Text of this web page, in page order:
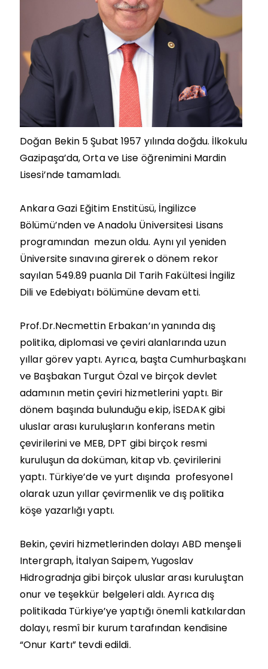
Doğan Bekin 5 Şubat 1957 yılında doğdu. İlkokulu
Gazipaşa’da, Orta ve Lise öğrenimini Mardin
Lisesi’nde tamamladı.
Ankara Gazi Eğitim Enstitüsü, İngilizce
Bölümü’nden ve Anadolu Üniversitesi Lisans
programından mezun oldu. Aynı yıl yeniden
Üniversite sınavına girerek o dönem rekor
sayılan 549.89 puanla Dil Tarih Fakültesi İngiliz
Dili ve Edebiyatı bölümüne devam etti.
Prof.Dr.Necmettin Erbakan’ın yanında dış
politika, diplomasi ve çeviri alanlarında uzun
yıllar görev yaptı. Ayrıca, başta Cumhurbaşkanı
ve Başbakan Turgut Özal ve birçok devlet
adamının metin çeviri hizmetlerini yaptı. Bir
dönem başında bulunduğu ekip, İSEDAK gibi
uluslar arası kuruluşların konferans metin
çevirilerini ve MEB, DPT gibi birçok resmi
kuruluşun da doküman, kitap vb. çevirilerini
yaptı. Türkiye’de ve yurt dışında profesyonel
olarak uzun yıllar çevirmenlik ve dış politika
köşe yazarlığı yaptı.
Bekin, çeviri hizmetlerinden dolayı ABD menşeli
Intergraph, İtalyan Saipem, Yugoslav
Hidrogradnja gibi birçok uluslar arası kuruluştan
onur ve teşekkür belgeleri aldı. Ayrıca dış
politikada Türkiye’ye yaptığı önemli katkılardan
dolayı, resmî bir kurum tarafından kendisine
“Onur Kartı” tevdi edildi.